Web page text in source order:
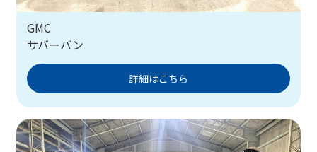
GMC
サバーバン
詳細はこちら